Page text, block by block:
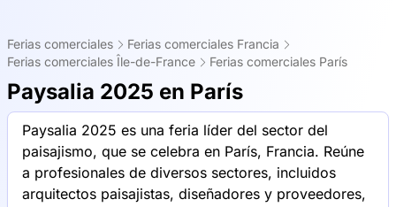
Ferias comerciales
Ferias comerciales Francia
Ferias comerciales Île-de-France
Ferias comerciales París
Paysalia 2025 en París
Paysalia 2025 es una feria líder del sector del
paisajismo, que se celebra en París, Francia. Reúne
a profesionales de diversos sectores, incluidos
arquitectos paisajistas, diseñadores y proveedores,